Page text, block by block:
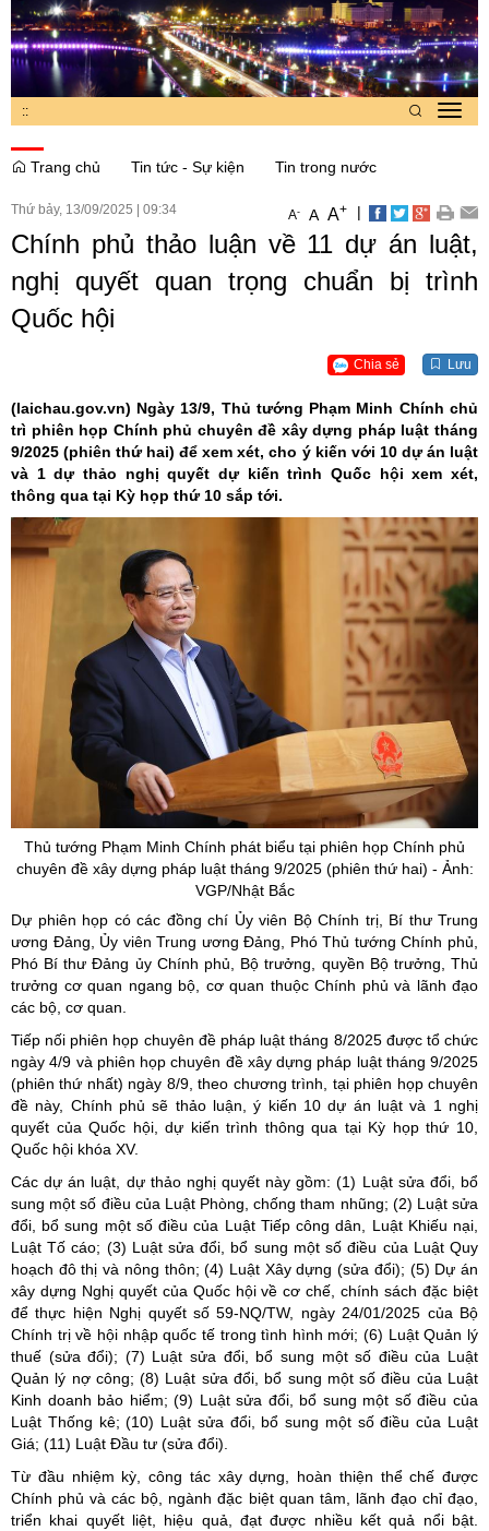
::
Trang chủ
Tin tức - Sự kiện Tin trong nước
Thứ bảy, 13/09/2025 09:34 A- A A+ |
Chính phủ thảo luận về 11 dự án luật,
nghị quyết quan trọng chuẩn bị trình
Quốc hội
Chia sẻ Lưu
(laichau.gov.vn) Ngày 13/9, Thủ tướng Phạm Minh Chính chủ
trì phiên họp Chính phủ chuyên đề xây dựng pháp luật tháng
9/2025 (phiên thứ hai) để xem xét, cho ý kiến với 10 dự án luật
và 1 dự thảo nghị quyết dự kiến trình Quốc hội xem xét,
thông qua tại Kỳ họp thứ 10 sắp tới.
Thủ tướng Phạm Minh Chính phát biểu tại phiên họp Chính phủ
chuyên đề xây dựng pháp luật tháng 9/2025 (phiên thứ hai) - Ảnh:
VGP/Nhật Bắc
Dự phiên họp có các đồng chí Ủy viên Bộ Chính trị, Bí thư Trung
ương Đảng, Ủy viên Trung ương Đảng, Phó Thủ tướng Chính phủ,
Phó Bí thư Đảng ủy Chính phủ, Bộ trưởng, quyền Bộ trưởng, Thủ
trưởng cơ quan ngang bộ, cơ quan thuộc Chính phủ và lãnh đạo
các bộ, cơ quan.
Tiếp nối phiên họp chuyên đề pháp luật tháng 8/2025 được tổ chức
ngày 4/9 và phiên họp chuyên đề xây dựng pháp luật tháng 9/2025
(phiên thứ nhất) ngày 8/9, theo chương trình, tại phiên họp chuyên
đề này, Chính phủ sẽ thảo luận, ý kiến 10 dự án luật và 1 nghị
quyết của Quốc hội, dự kiến trình thông qua tại Kỳ họp thứ 10,
Quốc hội khóa XV.
Các dự án luật, dự thảo nghị quyết này gồm: (1) Luật sửa đổi, bổ
sung một số điều của Luật Phòng, chống tham nhũng; (2) Luật sửa
đổi, bổ sung một số điều của Luật Tiếp công dân, Luật Khiếu nại,
Luật Tố cáo; (3) Luật sửa đổi, bổ sung một số điều của Luật Quy
hoạch đô thị và nông thôn; (4) Luật Xây dựng (sửa đổi); (5) Dự án
xây dựng Nghị quyết của Quốc hội về cơ chế, chính sách đặc biệt
để thực hiện Nghị quyết số 59-NQ/TW, ngày 24/01/2025 của Bộ
Chính trị về hội nhập quốc tế trong tình hình mới; (6) Luật Quản lý
thuế (sửa đổi); (7) Luật sửa đổi, bổ sung một số điều của Luật
Quản lý nợ công; (8) Luật sửa đổi, bổ sung một số điều của Luật
Kinh doanh bảo hiểm; (9) Luật sửa đổi, bổ sung một số điều của
Luật Thống kê; (10) Luật sửa đổi, bổ sung một số điều của Luật
Giá; (11) Luật Đầu tư (sửa đổi).
Từ đầu nhiệm kỳ, công tác xây dựng, hoàn thiện thể chế được
Chính phủ và các bộ, ngành đặc biệt quan tâm, lãnh đạo chỉ đạo,
triển khai quyết liệt, hiệu quả, đạt được nhiều kết quả nổi bật.